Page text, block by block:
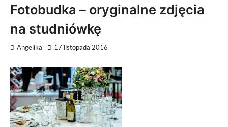
Fotobudka – oryginalne zdjęcia
na studniówkę
Angelika 17 listopada 2016